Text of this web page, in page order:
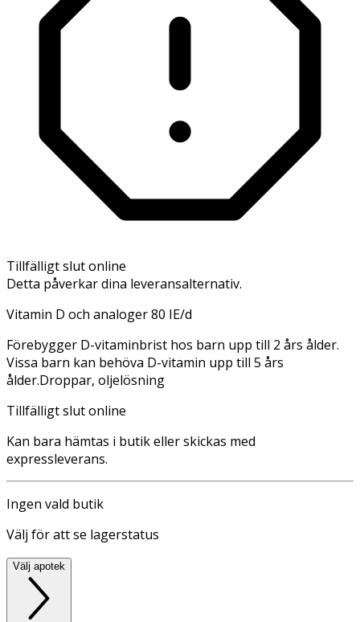
Tillfälligt slut online
Detta påverkar dina leveransalternativ.
Vitamin D och analoger 80 IE/d
Förebygger D-vitaminbrist hos barn upp till 2 års ålder.
Vissa barn kan behöva D-vitamin upp till 5 års
ålder.Droppar, oljelösning
Tillfälligt slut online
Kan bara hämtas i butik eller skickas med
expressleverans.
Ingen vald butik
Välj för att se lagerstatus
Välj apotek